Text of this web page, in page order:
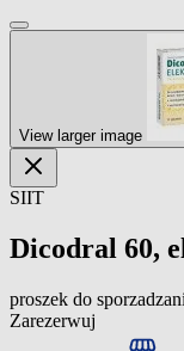
View larger image
SIIT
Dicodral 60,
proszek do
Zarezerwuj